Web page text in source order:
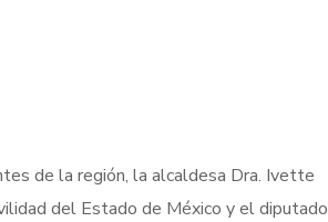
de la región, la alcaldesa Dra. Ivette
del Estado de México y el diputado